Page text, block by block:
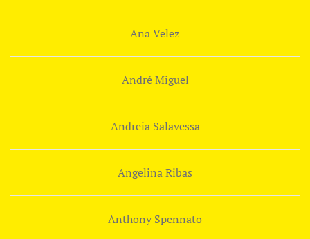
Ana Velez
André Miguel
Andreia Salavessa
Angelina Ribas
Anthony Spennato